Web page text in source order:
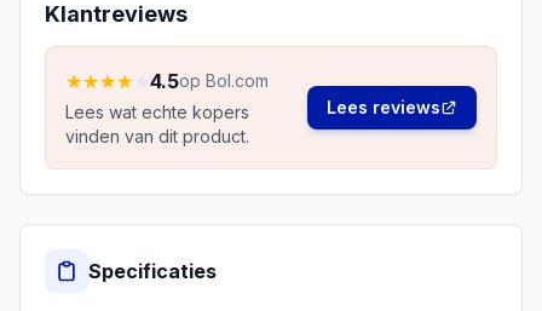
Klantreviews
★★★★ 4.5op Bol.com
Lees wat echte kopers
vinden van dit product.
Lees reviews
Specificaties